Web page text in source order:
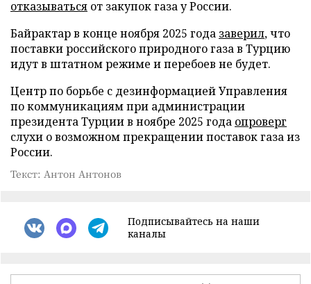
отказываться от закупок газа у России.
Байрактар в конце ноября 2025 года заверил, что
поставки российского природного газа в Турцию
идут в штатном режиме и перебоев не будет.
Центр по борьбе с дезинформацией Управления
по коммуникациям при администрации
президента Турции в ноябре 2025 года опроверг
слухи о возможном прекращении поставок газа из
России.
Текст: Антон Антонов
Подписывайтесь на наши
каналы